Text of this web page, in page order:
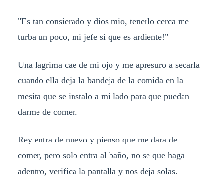
"Es tan consierado y dios mio, tenerlo cerca me
turba un poco, mi jefe si que es ardiente!"
Una lagrima cae de mi ojo y me apresuro a secarla
cuando ella deja la bandeja de la comida en la
mesita que se instalo a mi lado para que puedan
darme de comer.
Rey entra de nuevo y pienso que me dara de
comer, pero solo entra al baño, no se que haga
adentro, verifica la pantalla y nos deja solas.